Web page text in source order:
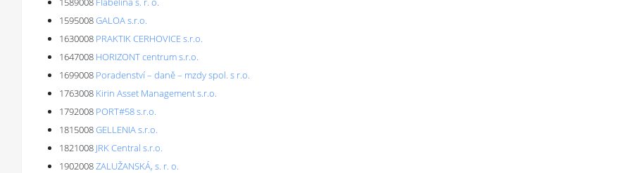
1595008GALOA s.r.o.
1630008 PRAKTIK CERHOVICE s.r.o.
1647008 HORIZONT centrum s.r.o.
1699008 Poradenství – daně – mzdy spol. s r.o.
1763008 Kirin Asset Management s.r.o.
1792008 PORT#58 s.r.o.
1815008GELLENIA s.r.o.
1821008 JRK Central s.r.o.
1902008ZALUŽANSKÁ, s. r. o.